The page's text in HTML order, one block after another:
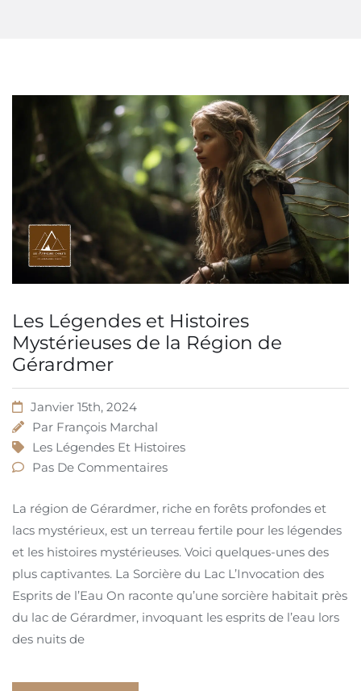
Les Légendes et Histoires
Mystérieuses de la Région de
Gérardmer
Janvier 15th, 2024
Par François Marchal
Les Légendes Et Histoires
Pas De Commentaires
La région de Gérardmer, riche en forêts profondes et
lacs mystérieux, est un terreau fertile pour les légendes
et les histoires mystérieuses. Voici quelques-unes des
plus captivantes. La Sorcière du Lac L’Invocation des
Esprits de l’Eau On raconte qu’une sorcière habitait près
du lac de Gérardmer, invoquant les esprits de l’eau lors
des nuits de